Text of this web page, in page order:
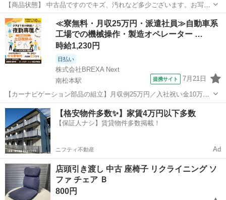
【商品状態】 中古品ですのでキズ、汚れなど多少ございます。お写真
にてご確認下さい。 【実寸約】 幅465mm × 奥行540mm × 高さ
565mm 座面210mm 現在店頭でも販売中です。 販売済みの...
長野 安曇野市 一日市場駅 椅子 店頭
≪寮無料・月収25万円・派遣社員≫自動車系
工場での機械操作・製造オペレーター …
時給1,230円
日払い
株式会社BREXA Next
南松本駅
提携サイト 7月21日
【カーナビゲーション部品の組立】月収例25万円／入社祝い金10万
円！／うれしい土日祝休み★年間休日125日／稼げる夜勤専属！日払い
内容 車載用カーナビゲ...
長野 松本市 南松本駅 その他
【格安物件多数✨】家賃4万円以下多数
【保証人ナシ】賃貸物件多数掲載！
ニフティ不動産 Ad
店頭引き渡し 中古 座椅子 リクライニング ソ
ファ チェア Ｂ
800円